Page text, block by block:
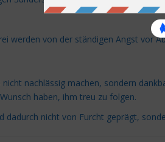
werden von der ständigen Angst vor
nachlässig machen, sondern
haben, ihm treu zu folgen.
dadurch nicht von Furcht geprägt,